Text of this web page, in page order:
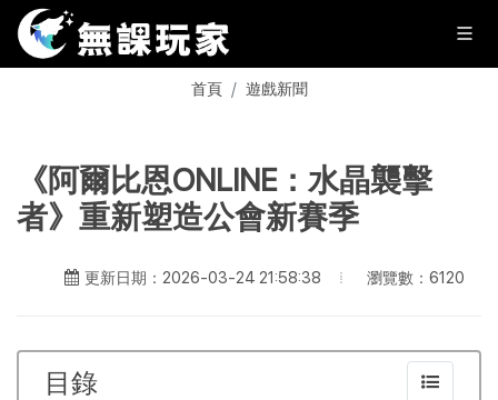
首頁 遊戲新聞
《阿爾比恩ONLINE：水晶襲擊
者》重新塑造公會新賽季
更新日期：2026-03-24 21:58:38 瀏覽數：6120
目錄